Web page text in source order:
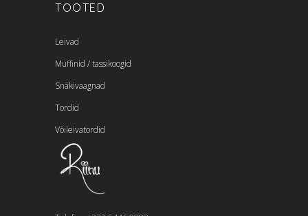
TOOTED
Leivad
Muffinid / tassikoogid
Snäkivaagnad
Tordid
Võileivatordid